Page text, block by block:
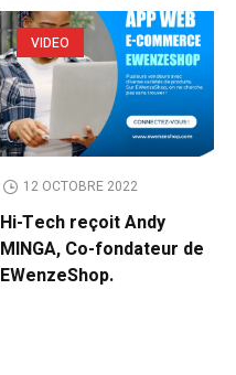
VIDEO
12 OCTOBRE 2022
Hi-Tech reçoit Andy
MINGA, Co-fondateur de
EWenzeShop.